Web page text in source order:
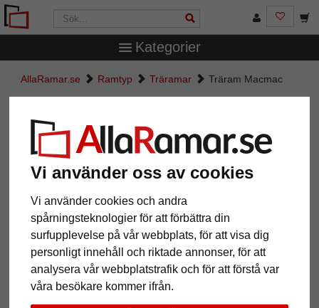
Vi använder oss av cookies
Vi använder cookies och andra
spårningsteknologier för att förbättra din
surfupplevelse på vår webbplats, för att visa dig
personligt innehåll och riktade annonser, för att
analysera vår webbplatstrafik och för att förstå var
våra besökare kommer ifrån.
Kategorier
AllaRamar.se Ramtyp Träramar Träram Macmac
Tillbaka